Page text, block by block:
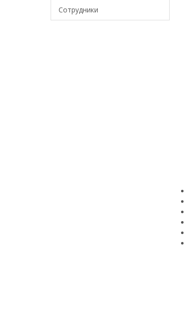
Сотрудники